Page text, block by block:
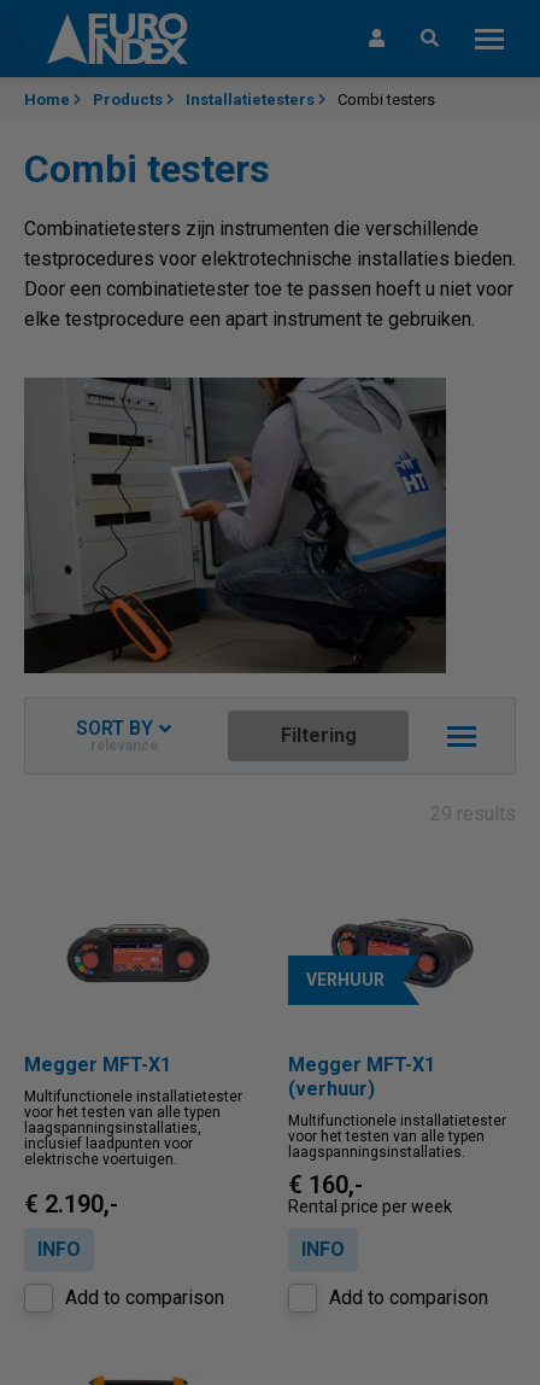
Skip to content
Home Products Installatietesters Combi testers
Combi testers
Combinatietesters zijn instrumenten die verschillende
testprocedures voor elektrotechnische installaties bieden.
Door een combinatietester toe te passen hoeft u niet voor
elke testprocedure een apart instrument te gebruiken.
SORT BY
relevance
Newest descending
Price descending
Filtering
29 results
Megger MFT-X1
Multifunctionele installatietester
voor het testen van alle typen
laagspanningsinstallaties,
inclusief laadpunten voor
elektrische voertuigen.
€ 2.190,-
INFO
Add to comparison
VERHUUR
Megger MFT-X1
(verhuur)
Multifunctionele installatietester
voor het testen van alle typen
laagspanningsinstallaties.
€ 160,-
Rental price per week
INFO
Add to comparison